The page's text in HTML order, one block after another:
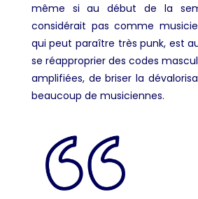
même si au début de la
considérait pas comme
qui peut paraître très punk, est
se réapproprier des codes
amplifiées, de briser la
beaucoup de musiciennes.